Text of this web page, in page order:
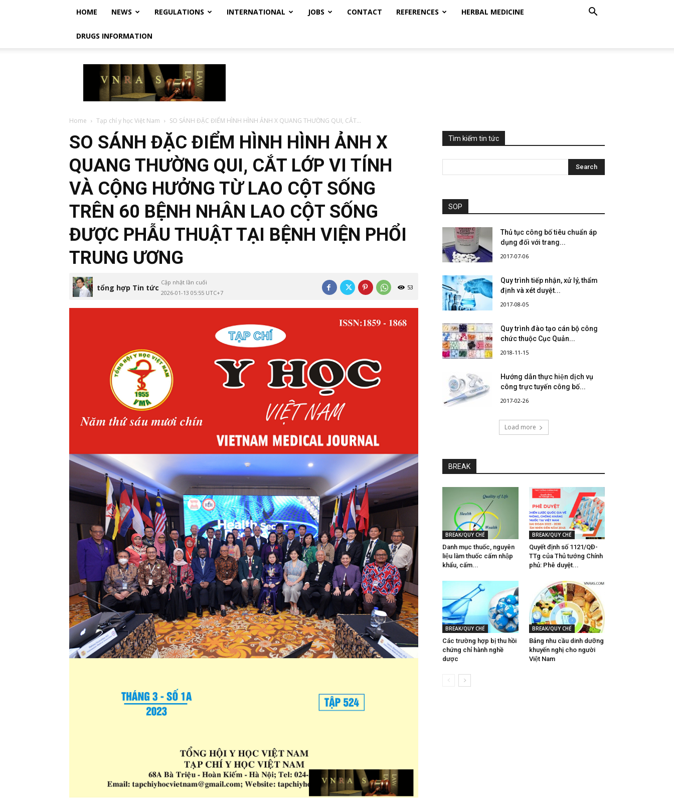
HOME NEWS REGULATIONS INTERNATIONAL JOBS CONTACT REFERENCES HERBAL MEDICINE
DRUGS INFORMATION
Vietnam
Regulatory
Affairs
Society
Luật
Việt
Nam
Home Tạp chí y học Việt Nam SO SÁNH ĐẶC ĐIỂM HÌNH HÌNH ẢNH X QUANG THƯỜNG QUI, CẮT...
SO SÁNH ĐẶC ĐIỂM HÌNH HÌNH ẢNH X
QUANG THƯỜNG QUI, CẮT LỚP VI TÍNH
VÀ CỘNG HƯỞNG TỪ LAO CỘT SỐNG
TRÊN 60 BỆNH NHÂN LAO CỘT SỐNG
ĐƯỢC PHẪU THUẬT TẠI BỆNH VIỆN PHỔI
TRUNG ƯƠNG
tổng hợp Tin tức
Cập nhật lần cuối
2026-01-13 05:55 UTC+7
53
Tìm kiếm tin tức
SOP
Thủ tục công bố tiêu chuẩn áp
dụng đối với trang...
2017-07-06
Quy trình tiếp nhận, xử lý, thẩm
định và xét duyệt...
2017-08-05
Quy trình đào tạo cán bộ công
chức thuộc Cục Quản...
2018-11-15
Hướng dẫn thực hiện dịch vụ
công trực tuyến công bố...
2017-02-26
Load more
BREAK
BREAK/QUY CHẾ
Danh mục thuốc, nguyên
liệu làm thuốc cấm nhập
khẩu, cấm...
BREAK/QUY CHẾ
Quyết định số 1121/QĐ-
TTg của Thủ tướng Chính
phủ: Phê duyệt...
BREAK/QUY CHẾ
Các trường hợp bị thu hồi
chứng chỉ hành nghề
dược
BREAK/QUY CHẾ
Bảng nhu cầu dinh dưỡng
khuyến nghị cho người
Việt Nam